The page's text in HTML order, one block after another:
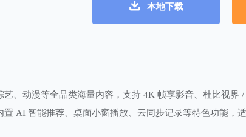
本地下载
、动漫等全品类海量内容，支持 4K 帧享影音、杜比视界
AI 智能推荐、桌面小窗播放、云同步记录等特色功能，